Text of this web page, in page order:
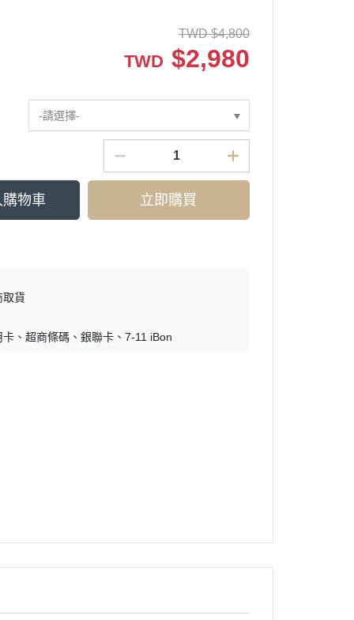
TWD $4,800
TWD $2,980
-請選擇-
物車 立即購買
取貨
卡 超商條碼 銀聯卡 7-11 iBon